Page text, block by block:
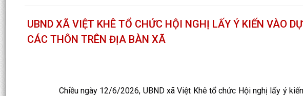
UBND XÃ VIỆT KHÊ TỔ CHỨC HỘI NGHỊ LẤY Ý KIẾN VÀO
CÁC THÔN TRÊN ĐỊA BÀN XÃ
Chiều ngày 12/6/2026, UBND xã Việt Khê tổ chức Hội nghị lấy ý kiến